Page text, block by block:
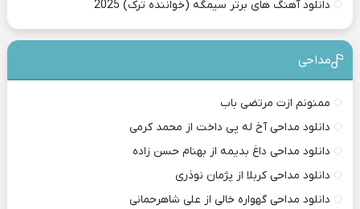
دانلود آهنگ های برتر سیمگه (خواننده ترک) 2025
مداحی
ممنونم ازت مرتضی باب
دانلود مداحی آخ له پی داخت از محمد کرمی
دانلود مداحی داغ بدیمه از بهنام حسن زاده
دانلود مداحی کربلا از پژمان نوذری
دانلود مداحی گهواره خالی از علی شاهرحمانی